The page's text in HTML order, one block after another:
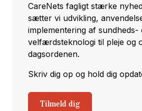
CareNets fagligt stærke
sætter vi udvikling,
implementering af sundheds-
velfærdsteknologi til pleje og
dagsordenen.
Skriv dig op og hold dig
Tilmeld dig